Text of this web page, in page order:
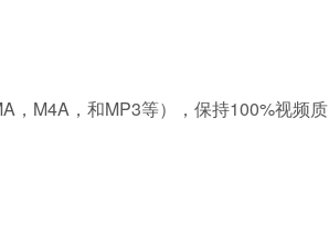
，M4A，和MP3等），保持100%视频质